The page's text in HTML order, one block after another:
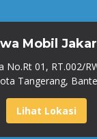
Mobil
No.Rt 01, RT.002/
Tangerang,
Lihat Lokasi